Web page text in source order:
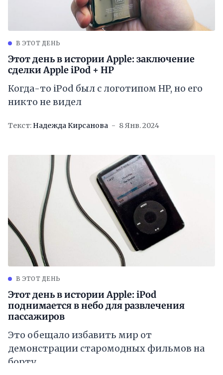
В ЭТОТ ДЕНЬ
Этот день в истории Apple: заключение
сделки Apple iPod + HP
Когда-то iPod был с логотипом HP, но его
никто не видел
Текст: Надежда Кирсанова 8 Янв. 2024
В ЭТОТ ДЕНЬ
Этот день в истории Apple: iPod
поднимается в небо для развлечения
пассажиров
Это обещало избавить мир от
демонстрации старомодных фильмов на
борту